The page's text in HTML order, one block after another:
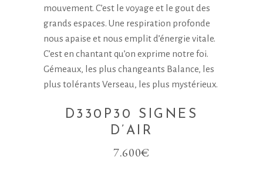
D330P30 SIGNES
D’AIR
7.600€